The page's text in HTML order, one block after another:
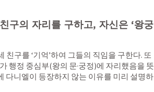
의 자리를 구하고, 자신은 ‘왕궁
친구를 ‘기억’하여 그들의 직임을 구한다. 또
행정 중심부(왕의 문·궁정)에 자리했음을 뜻
다니엘이 등장하지 않는 이유를 미리 설명하